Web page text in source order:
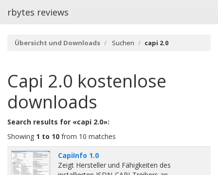
rbytes reviews
Übersicht und Downloads Suchen capi 2.0
Capi 2.0 kostenlose
downloads
Search results for «capi 2.0»:
Showing 1 to 10 from 10 matches
CapiInfo 1.0
Zeigt Hersteller und Fähigkeiten des